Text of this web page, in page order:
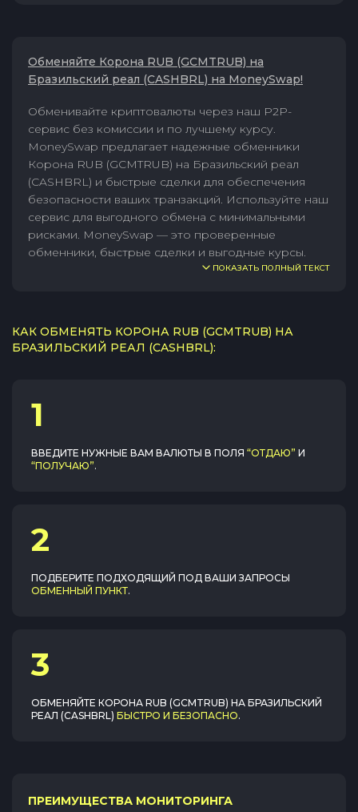
Обменяйте Корона RUB (GCMTRUB) на
Бразильский реал (CASHBRL) на MoneySwap!
Обменивайте криптовалюты через наш P2P-
сервис без комиссии и по лучшему курсу.
MoneySwap предлагает надежные обменники
Корона RUB (GCMTRUB) на Бразильский реал
(CASHBRL) и быстрые сделки для обеспечения
безопасности ваших транзакций. Используйте наш
сервис для выгодного обмена с минимальными
рисками. MoneySwap — это проверенные
обменники, быстрые сделки и выгодные курсы.
ПОКАЗАТЬ ПОЛНЫЙ ТЕКСТ
КАК ОБМЕНЯТЬ КОРОНА RUB (GCMTRUB) НА
БРАЗИЛЬСКИЙ РЕАЛ (CASHBRL):
1
ВВЕДИТЕ НУЖНЫЕ ВАМ ВАЛЮТЫ В ПОЛЯ “ОТДАЮ” И
“ПОЛУЧАЮ”.
2
ПОДБЕРИТЕ ПОДХОДЯЩИЙ ПОД ВАШИ ЗАПРОСЫ
ОБМЕННЫЙ ПУНКТ.
3
ОБМЕНЯЙТЕ КОРОНА RUB (GCMTRUB) НА БРАЗИЛЬСКИЙ
РЕАЛ (CASHBRL) БЫСТРО И БЕЗОПАСНО.
ПРЕИМУЩЕСТВА МОНИТОРИНГА